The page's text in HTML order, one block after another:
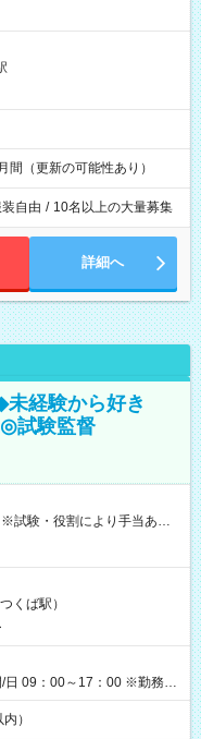
（更新の可能性あり）
装自由 / 10名以上の大量募集
詳細へ
経験から好き
試験監督
前払い）オプションあ
週間ほどで給与の一部を受け
（休憩1時間） 時給1,300円
日の役割により時給＋100
（休憩なし） 時給1,300
円＋交通費 【試用期
くば駅）
日 09：00～17：00 ※勤務時
）